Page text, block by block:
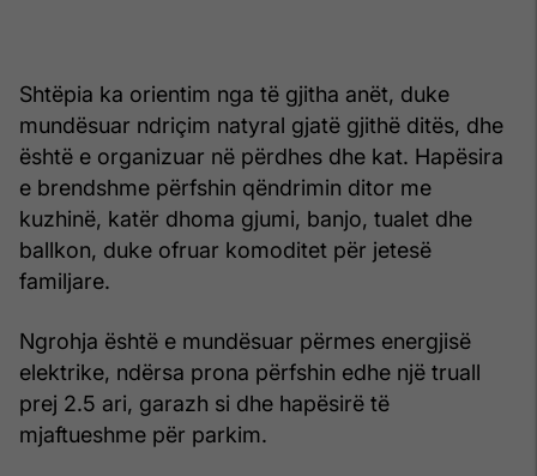
Shtëpia ka orientim nga të gjitha anët, duke
mundësuar ndriçim natyral gjatë gjithë ditës, dhe
është e organizuar në përdhes dhe kat. Hapësira
e brendshme përfshin qëndrimin ditor me
kuzhinë, katër dhoma gjumi, banjo, tualet dhe
ballkon, duke ofruar komoditet për jetesë
familjare.
Ngrohja është e mundësuar përmes energjisë
elektrike, ndërsa prona përfshin edhe një truall
prej 2.5 ari, garazh si dhe hapësirë të
mjaftueshme për parkim.